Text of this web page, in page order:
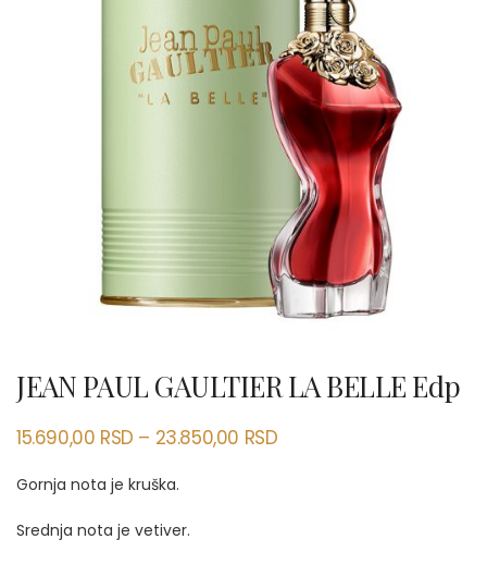
JEAN PAUL GAULTIER LA BELLE Edp
15.690,00 RSD – 23.850,00 RSD
Gornja nota je kruška.
Srednja nota je vetiver.